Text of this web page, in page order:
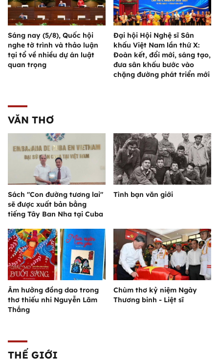
Sáng nay (5/8), Quốc hội
nghe tờ trình và thảo luận
tại tổ về nhiều dự án luật
quan trọng
Đại hội Hội Nghệ sĩ Sân
khấu Việt Nam lần thứ X:
Đoàn kết, đổi mới, sáng tạo,
đưa sân khấu bước vào
chặng đường phát triển mới
VĂN THƠ
Sách "Con đường tương lai"
sẽ được xuất bản bằng
tiếng Tây Ban Nha tại Cuba
Tình bạn văn giới
Âm hưởng đồng dao trong
thơ thiếu nhi Nguyễn Lãm
Thắng
Chùm thơ kỷ niệm Ngày
Thương binh - Liệt sĩ
THẾ GIỚI